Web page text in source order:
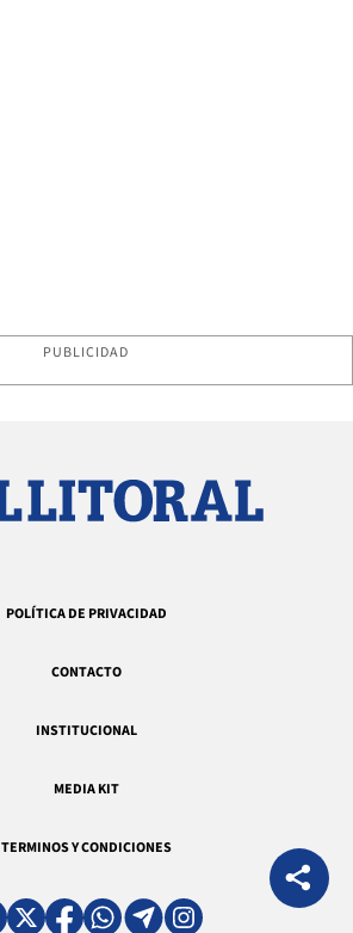
PUBLICIDAD
POLÍTICA DE PRIVACIDAD
CONTACTO
INSTITUCIONAL
MEDIA KIT
TERMINOS Y CONDICIONES